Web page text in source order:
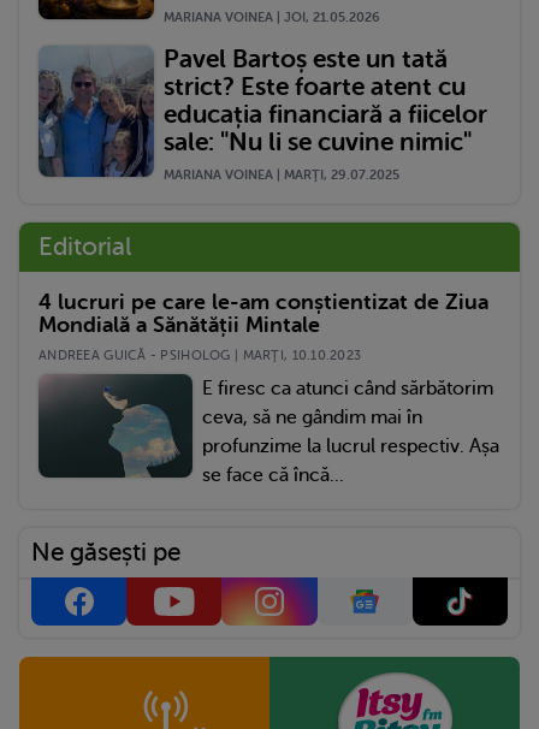
MARIANA VOINEA | JOI, 21.05.2026
Pavel Bartoș este un tată
strict? Este foarte atent cu
educația financiară a fiicelor
sale: "Nu li se cuvine nimic"
MARIANA VOINEA | MARŢI, 29.07.2025
Editorial
4 lucruri pe care le-am conștientizat de Ziua
Mondială a Sănătății Mintale
ANDREEA GUICĂ - PSIHOLOG | MARŢI, 10.10.2023
E firesc ca atunci când sărbătorim
ceva, să ne gândim mai în
profunzime la lucrul respectiv. Așa
se face că încă...
Ne găsești pe